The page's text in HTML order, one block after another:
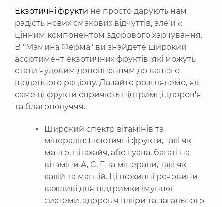
Екзотичні фрукти не просто дарують нам
радість нових смакових відчуттів, але й є
цінним компонентом здорового харчування.
В "Мамина Ферма" ви знайдете широкий
асортимент екзотичних фруктів, які можуть
стати чудовим доповненням до вашого
щоденного раціону. Давайте розглянемо, як
саме ці фрукти сприяють підтримці здоров'я
та благополуччя.
Широкий спектр вітамінів та
мінералів: Екзотичні фрукти, такі як
манго, пітахайя, або гуава, багаті на
вітаміни A, C, E та мінерали, такі як
калій та магній. Ці поживні речовини
важливі для підтримки імунної
системи, здоров'я шкіри та загального